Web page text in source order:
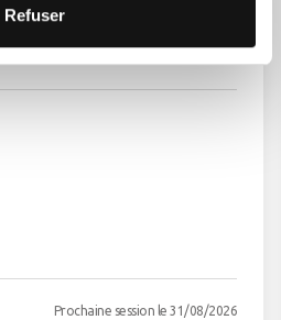
Refuser
Prochaine session le 31/08/2026